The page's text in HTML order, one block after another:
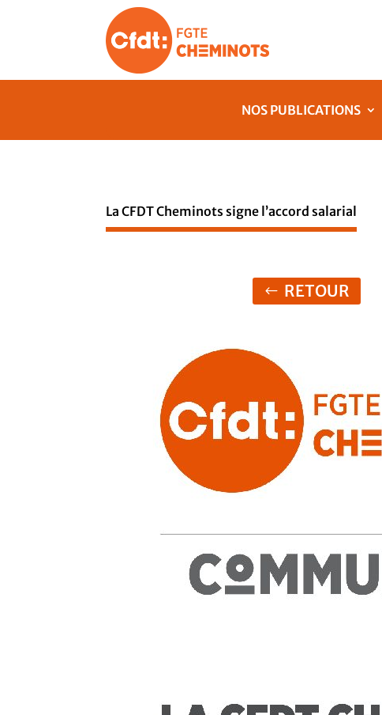
NOS PUBLICATIONS
La CFDT Cheminots signe l’accord salarial
RETOUR